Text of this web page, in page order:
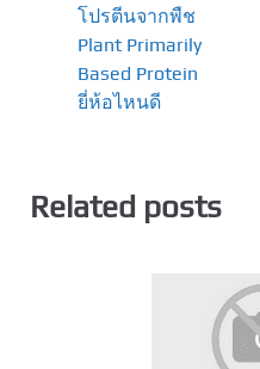
โปรตีนจากพืช
Plant Primarily
Based Protein
ยี่ห้อไหนดี
Related posts